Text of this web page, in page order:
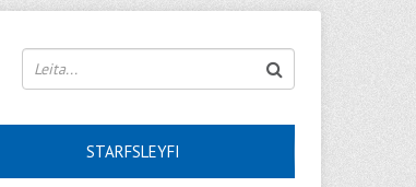
STARFSLEYFI